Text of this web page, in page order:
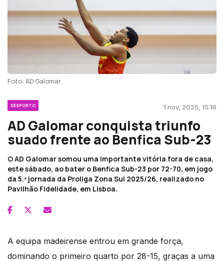
Foto: AD Galomar
DESPORTO 1 nov, 2025, 15:16
AD Galomar conquista triunfo
suado frente ao Benfica Sub-23
O AD Galomar somou uma importante vitória fora de casa,
este sábado, ao bater o Benfica Sub-23 por 72-70, em jogo
da 5.ª jornada da Proliga Zona Sul 2025/26, realizado no
Pavilhão Fidelidade, em Lisboa.
A equipa madeirense entrou em grande força,
dominando o primeiro quarto por 28-15, graças a uma